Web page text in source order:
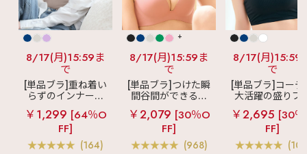
✧192513 プリンセス
バスト 超盛ブラ(R)
おそろいのショーツも
ございます✨✨✨
♡┈┈┈┈┈┈┈┈┈
┈┈┈┈┈┈┈┈┈┈
┈♡ 最後までご覧い
ただきありがとうござ
います♪ 掲載商品は画
像をタップ‼ 気になる
メ☑ この投稿の他に
も ・ランジェリー、ル
ームウェアの商品情報
・下着にまつわる最新
8/17(月)15:59ま
で
[単品ブラ]重ね着い
らずのインナーブ
ラ
リッチバスト
ブラトップ (ワイヤ
ー入り)
￥1,299 [64％O
FF]
(164)
+
8/17(月)15:59ま
で
[単品ブラ]つけた瞬
間谷間ができるシ
ームレスブラ
超
盛ブラ(R) シームレ
ス 単品ブラジャー
￥2,079 [30％O
FF]
(968)
8/17(月)15:59
で
[単品ブラ]コーデ
大活躍の盛りブ
ショートレン
ス ブラトップ 超
ブラ(R) 単品ブ
ャー
￥2,695 [30
FF]